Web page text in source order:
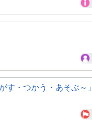
す・つかう・あそぶ～」